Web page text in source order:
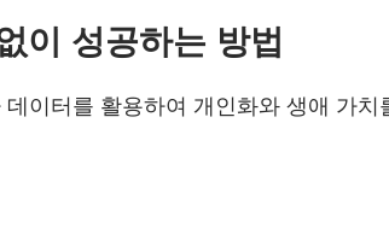
이 성공하는 방법
이터를 활용하여 개인화와 생애 가